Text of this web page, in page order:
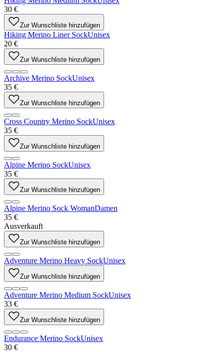
30 €
Zur Wunschliste hinzufügen
Hiking Merino Liner SockUnisex
20 €
Zur Wunschliste hinzufügen
Archive Merino SockUnisex
35 €
Zur Wunschliste hinzufügen
Cross Country Merino SockUnisex
35 €
Zur Wunschliste hinzufügen
Alpine Merino SockUnisex
35 €
Zur Wunschliste hinzufügen
Alpine Merino Sock WomanDamen
35 €
Ausverkauft
Zur Wunschliste hinzufügen
Adventure Merino Heavy SockUnisex
Zur Wunschliste hinzufügen
Adventure Merino Medium SockUnisex
33 €
Zur Wunschliste hinzufügen
Endurance Merino SockUnisex
30 €